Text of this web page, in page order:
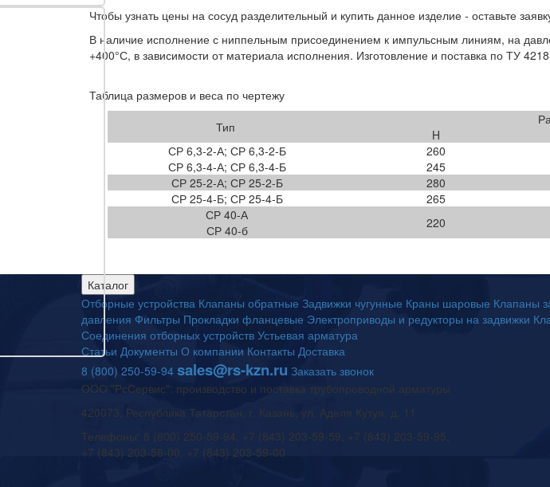
Чтобы узнать цены на сосуд разделительный и купить данное изделие - оставьте
В наличие исполнение с ниппельным присоединением к импульсным линиям, на
+400°С, в зависимости от материала исполнения. Изготовление и поставка по ТУ
Таблица размеров и веса по чертежу
Тип
H
СР 6,3-2-А; СР 6,3-2-Б
260
СР 6,3-4-А; СР 6,3-4-Б 245
СР 25-2-А; СР 25-2-Б
280
СР 25-4-Б; СР 25-4-Б
265
СР 40-А
220
СР 40-б
Каталог
Отборные устройства Клапаны обратные Задвижки чугунные Краны шаровые Клапаны
давления Фильтры Прокладки фланцевые Электроприводы и редукторы на задвижки
Соединения отборных устройств Устьевая арматура
Статьи Документы О компании Контакты Доставка
8 (800) 250-59-94 sales@rs-kzn.ru Заказать звонок
ООО "РсСервис": производство и поставка трубопроводной арматуры
420073, Республика Татарстан, г. Казань, ул. Аделя Кутуя, д. 11
Телефоны: 8 (800) 250-59-94, +7 (843) 203-59-59, +7 (843) 203-59-95,
+7 (843) 203-58-00, +7 (843) 203-59-00